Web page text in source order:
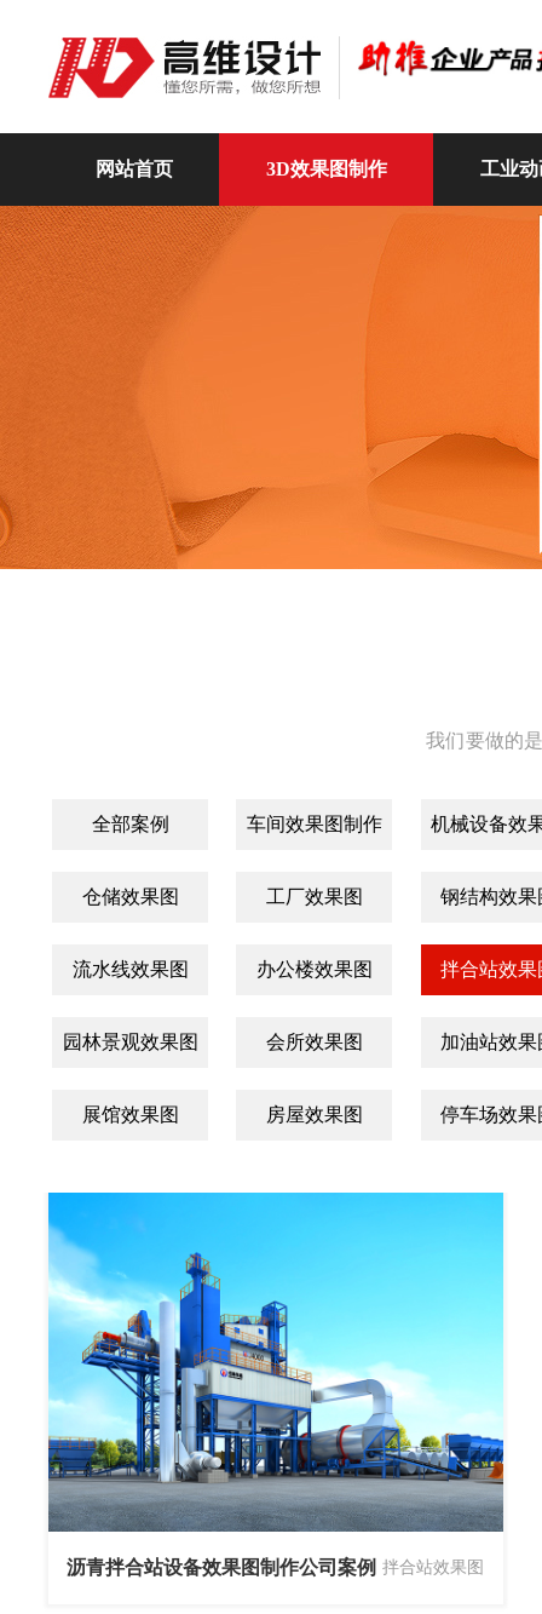
高维动画
网站首页 3D效果图制作 工业
关于我们
我们要做的
全部案例 车间效果图制作 机械设备效
仓储效果图 工厂效果图 钢结构效果
流水线效果图 办公楼效果图 拌合站效果
园林景观效果图 会所效果图 加油站效果
展馆效果图 房屋效果图 停车场效果
沥青拌合站设备效果图制作公司案例 拌合站效果图